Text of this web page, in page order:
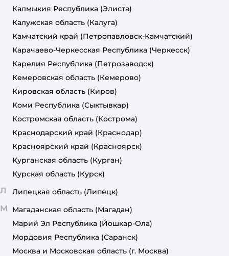
Калмыкия Республика (Элиста)
Калужская область (Калуга)
Камчатский край (Петропавловск-Камчатский)
Карачаево-Черкесская Республика (Черкесск)
Карелия Республика (Петрозаводск)
Кемеровская область (Кемерово)
Кировская область (Киров)
Коми Республика (Сыктывкар)
Костромская область (Кострома)
Краснодарский край (Краснодар)
Красноярский край (Красноярск)
Курганская область (Курган)
Курская область (Курск)
Л Липецкая область (Липецк)
М Магаданская область (Магадан)
Марий Эл Республика (Йошкар-Ола)
Мордовия Республика (Саранск)
Москва и Московская область (г. Москва)